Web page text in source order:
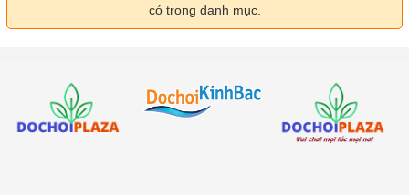
có trong danh mục.